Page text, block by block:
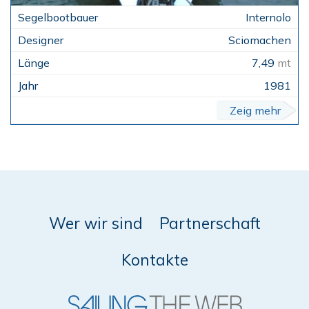
Internolo
Sciomachen
7,49 mt
1981
Zeig mehr
Wer wir sind
Partnerschaft
Kontakte